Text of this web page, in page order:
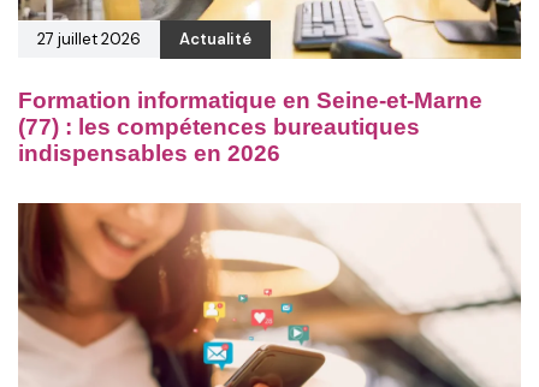
27 juillet 2026 Actualité
Formation informatique en Seine-et-Marne
(77) : les compétences bureautiques
indispensables en 2026